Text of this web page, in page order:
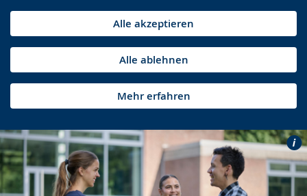
Alle akzeptieren
Alle ablehnen
Mehr erfahren